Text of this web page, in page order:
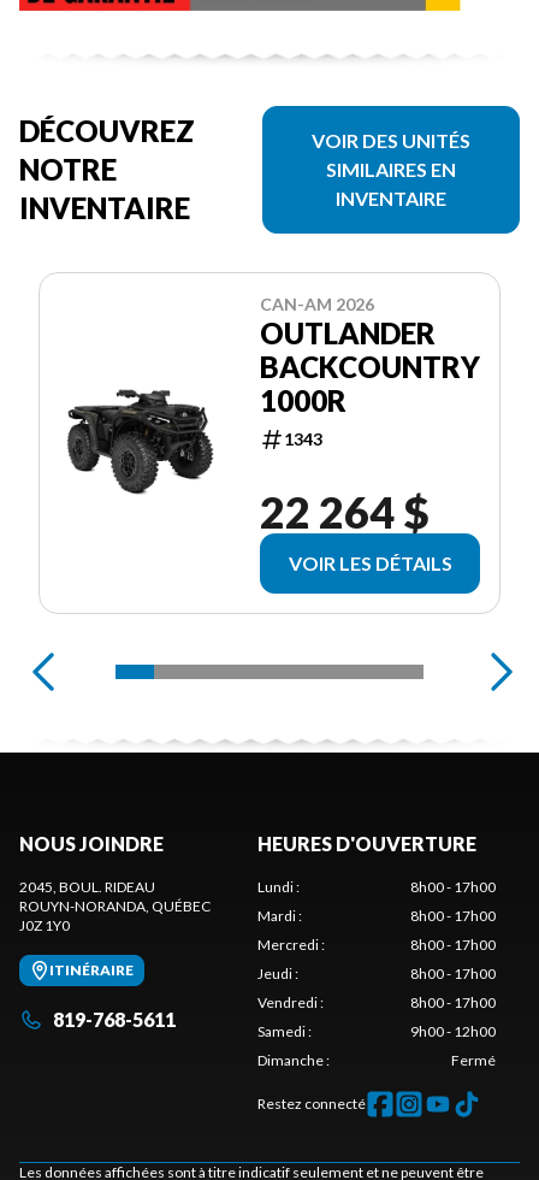
DÉCOUVREZ
NOTRE
INVENTAIRE
VOIR DES UNITÉS
SIMILAIRES EN
INVENTAIRE
CAN-AM 2026
OUTLANDER
BACKCOUNTRY
1000R
1343
22 264 $
VOIR LES DÉTAILS
NOUS JOINDRE
2045, BOUL. RIDEAU
ROUYN-NORANDA , QUÉBEC
J0Z 1Y0
ITINÉRAIRE
819-768-5611
HEURES D'OUVERTURE
Lundi:
8h00 - 17h00
Mardi:
8h00 - 17h00
Mercredi:
8h00 - 17h00
Jeudi:
8h00 - 17h00
Vendredi:
8h00 - 17h00
Samedi:
9h00 - 12h00
Dimanche: Fermé
Restez connecté
Les données affichées sont à titre indicatif seulement et ne peuvent être